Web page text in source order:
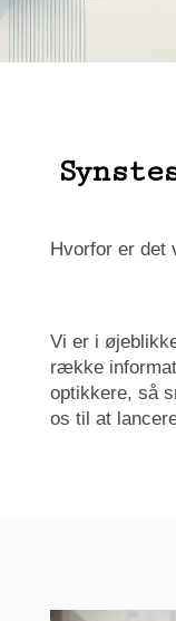
Hvorfor er det
Vi er i
række
optikkere, så
os til at